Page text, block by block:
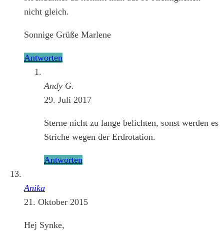
nicht gleich.
Sonnige Grüße Marlene
Antworten
Andy G.
29. Juli 2017
Sterne nicht zu lange belichten, sonst werden es
Striche wegen der Erdrotation.
Antworten
Anika
21. Oktober 2015
Hej Synke,